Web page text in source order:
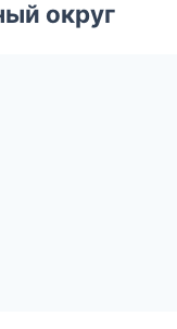
округ